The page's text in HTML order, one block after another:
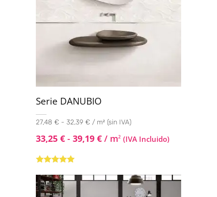
Serie DANUBIO
27,48 € - 32,39 € / m² (sin IVA)
33,25 € - 39,19 € / m2 (IVA Incluido)
5.00de 5